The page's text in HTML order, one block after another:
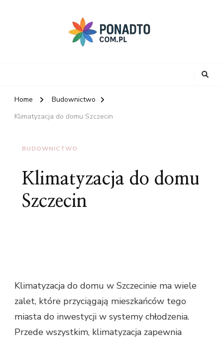
Home
Budownictwo
Klimatyzacja do domu Szczecin
BUDOWNICTWO
Klimatyzacja do domu
Szczecin
Klimatyzacja do domu w Szczecinie ma wiele
zalet, które przyciągają mieszkańców tego
miasta do inwestycji w systemy chłodzenia.
Przede wszystkim, klimatyzacja zapewnia